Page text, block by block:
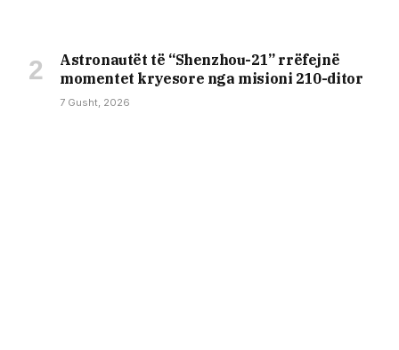
Astronautët të “Shenzhou-21” rrëfejnë
momentet kryesore nga misioni 210-ditor
7 Gusht, 2026